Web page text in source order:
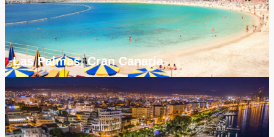
Las Palmas, Cran Canaria